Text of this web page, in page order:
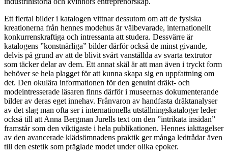
Ett flertal bilder i katalogen vittnar dessutom om att de fysiska
kreationerna från hennes modehus är välbevarade, internationellt
konkurrenskraftiga och intressanta att studera. Dessvärre är
katalogens ”konstnärliga” bilder därför också de minst givande,
delvis på grund av att de blivit svårt vanställda av svarta textrutor
som täcker delar av dem. Ett annat skäl är att man även i tryckt form
behöver se hela plagget för att kunna skapa sig en uppfattning om
det. Den okulära informationen för den genuint dräkt- och
modeintresserade läsaren finns därför i museernas dokumenterande
bilder av deras eget innehav. Frånvaron av handfasta dräktanalyser
av det slag man ofta ser i internationella utställningskataloger leder
också till att Anna Bergman Jurells text om den ”intrikata insidan”
framstår som den viktigaste i hela publikationen. Hennes iakttagelser
av den avancerade klädsömnadens praktik ger många ledtrådar även
till den estetik som präglade modet under olika epoker.